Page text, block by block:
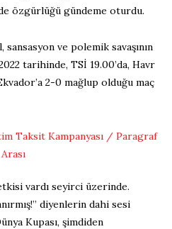
özgürlüğü gündeme oturdu.
ve polemik savaşının
tarihinde, TSİ 19.00’da, Havr
2-0 mağlup olduğu maç
vardı seyirci üzerinde.
diyenlerin dahi sesi
Kupası, şimdiden